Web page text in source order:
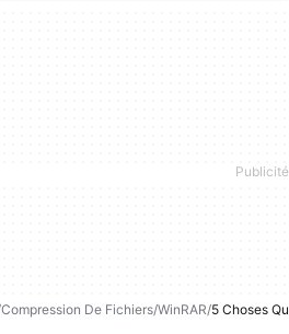
Compression De Fichiers WinRAR 5 Choses